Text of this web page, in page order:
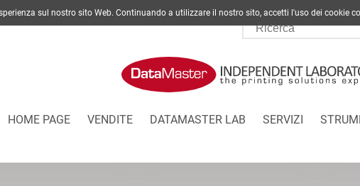
HOME PAGE VENDITE DATAMASTER LAB SERVIZI
sul nostro sito Web. Continuando a utilizzare il nostro sito, accetti l'uso dei